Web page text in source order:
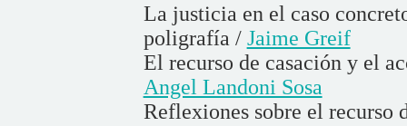
La justicia en el caso
poligrafía / Jaime Greif
El recurso de casación y el
Angel Landoni Sosa
Reflexiones sobre el recurso